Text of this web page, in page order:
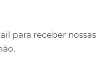
para receber nossas